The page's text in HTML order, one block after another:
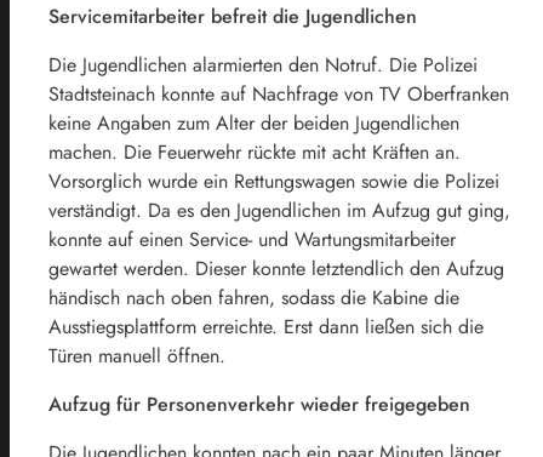
Servicemitarbeiter befreit die Jugendlichen
Die Jugendlichen alarmierten den Notruf. Die Polizei
Stadtsteinach konnte auf Nachfrage von TV Oberfranken
keine Angaben zum Alter der beiden Jugendlichen
machen. Die Feuerwehr rückte mit acht Kräften an.
Vorsorglich wurde ein Rettungswagen sowie die Polizei
verständigt. Da es den Jugendlichen im Aufzug gut ging,
konnte auf einen Service- und Wartungsmitarbeiter
gewartet werden. Dieser konnte letztendlich den Aufzug
händisch nach oben fahren, sodass die Kabine die
Ausstiegsplattform erreichte. Erst dann ließen sich die
Türen manuell öffnen.
Aufzug für Personenverkehr wieder freigegeben